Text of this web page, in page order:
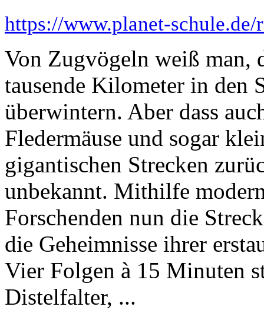
https://www.planet-
Von Zugvögeln weiß man,
tausende Kilometer in den
überwintern. Aber dass
Fledermäuse und sogar
gigantischen Strecken
unbekannt. Mithilfe
Forschenden nun die
die Geheimnisse ihrer
Vier Folgen à 15 Minuten
Distelfalter, ...